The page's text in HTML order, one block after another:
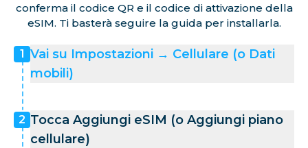
conferma il codice QR e il codice di attivazione della
eSIM. Ti basterà seguire la guida per installarla.
1 Vai su Impostazioni → Cellulare (o Dati
mobili)
2 Tocca Aggiungi eSIM (o Aggiungi piano
cellulare)